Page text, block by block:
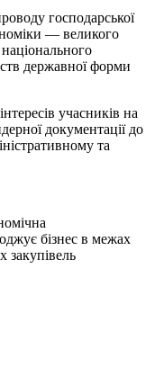
господарської
— великого
державної форми
учасників на
документації до
та
бізнес в межах
закупівель